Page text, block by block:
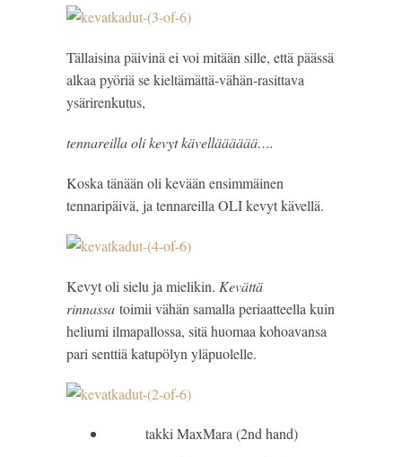
Tällaisina päivinä ei voi mitään sille, että päässä
alkaa pyöriä se kieltämättä-vähän-rasittava
ysärirenkutus,
tennareilla oli kevyt kävellääääää….
Koska tänään oli kevään ensimmäinen
tennaripäivä, ja tennareilla OLI kevyt kävellä.
Kevyt oli sielu ja mielikin. Kevättä
rinnassa toimii vähän samalla periaatteella kuin
heliumi ilmapallossa, sitä huomaa kohoavansa
pari senttiä katupölyn yläpuolelle.
takki MaxMara (2nd hand)